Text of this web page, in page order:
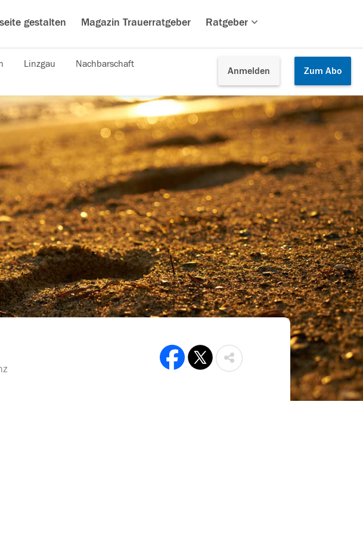
gestalten Magazin Trauerratgeber Ratgeber
Anmelden Zum Abo
Linzgau Nachbarschaft